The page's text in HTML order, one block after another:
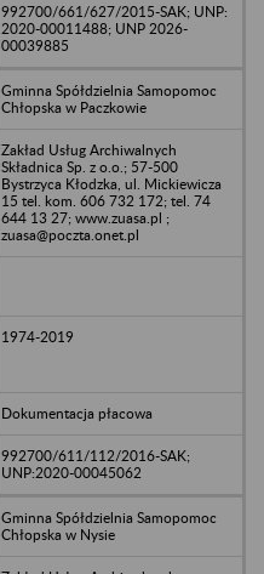
992700/661/627/2015-SAK; UNP:
2020-00011488; UNP 2026-
00039885
Gminna Spółdzielnia Samopomoc
Chłopska w Paczkowie
Zakład Usług Archiwalnych
Składnica Sp. z o.o.; 57-500
Bystrzyca Kłodzka, ul. Mickiewicza
15 tel. kom. 606 732 172; tel. 74
644 13 27; www.zuasa.pl ;
zuasa@poczta.onet.pl
1974-2019
Dokumentacja płacowa
992700/611/112/2016-SAK;
UNP:2020-00045062
Gminna Spółdzielnia Samopomoc
Chłopska w Nysie